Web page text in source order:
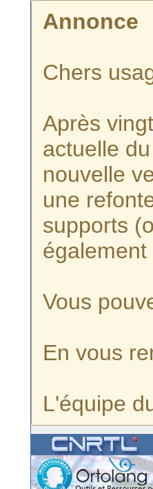
Annonce
Chers
Après
actuelle
nouvelle
une
supports
Vous
En vous
L'équipe